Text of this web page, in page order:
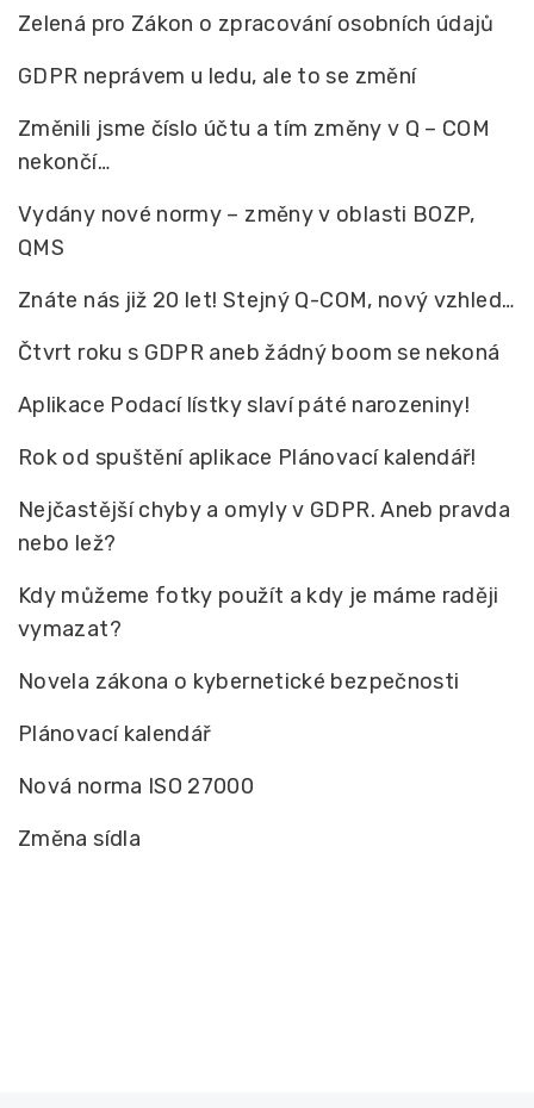
Zelená pro Zákon o zpracování osobních údajů
GDPR neprávem u ledu, ale to se změní
Změnili jsme číslo účtu a tím změny v Q – COM
nekončí…
Vydány nové normy – změny v oblasti BOZP,
QMS
Znáte nás již 20 let! Stejný Q-COM, nový vzhled…
Čtvrt roku s GDPR aneb žádný boom se nekoná
Aplikace Podací lístky slaví páté narozeniny!
Rok od spuštění aplikace Plánovací kalendář!
Nejčastější chyby a omyly v GDPR. Aneb pravda
nebo lež?
Kdy můžeme fotky použít a kdy je máme raději
vymazat?
Novela zákona o kybernetické bezpečnosti
Plánovací kalendář
Nová norma ISO 27000
Změna sídla